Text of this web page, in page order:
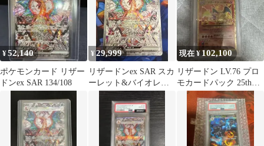
¥52,140
ポケモンカード リザー
ドンex SAR 134/108
¥29,999
リザードンex SAR スカ
ーレット&バイオレッ
ト 拡張パック 黒炎の支
配者 …
現在 ¥102,100
リザードン LV.76 プロ
モカードパック 25th
ANNIVERSARY …